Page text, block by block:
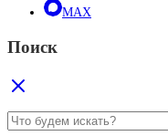
MAX
Поиск